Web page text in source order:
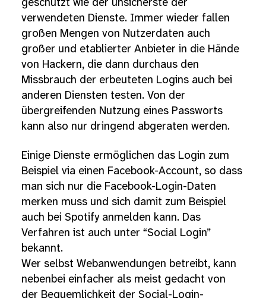
verwendeten Dienste. Immer wieder fallen
großen Mengen von Nutzerdaten auch
großer und etablierter Anbieter in die Hände
von Hackern, die dann durchaus den
Missbrauch der erbeuteten Logins auch bei
anderen Diensten testen. Von der
übergreifenden Nutzung eines Passworts
kann also nur dringend abgeraten werden.
Einige Dienste ermöglichen das Login zum
Beispiel via einen Facebook-Account, so dass
man sich nur die Facebook-Login-Daten
merken muss und sich damit zum Beispiel
auch bei Spotify anmelden kann. Das
Verfahren ist auch unter “Social Login”
bekannt.
Wer selbst Webanwendungen betreibt, kann
nebenbei einfacher als meist gedacht von
der Bequemlichkeit der Social-Login-